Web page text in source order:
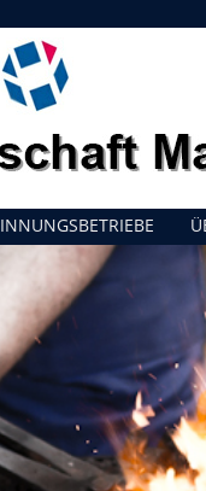
INNUNGSBETRIEBE